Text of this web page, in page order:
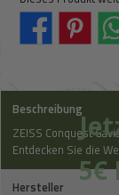
Beschreibung
ZEISS Conquest
Entdecken Sie die
Hersteller
5€